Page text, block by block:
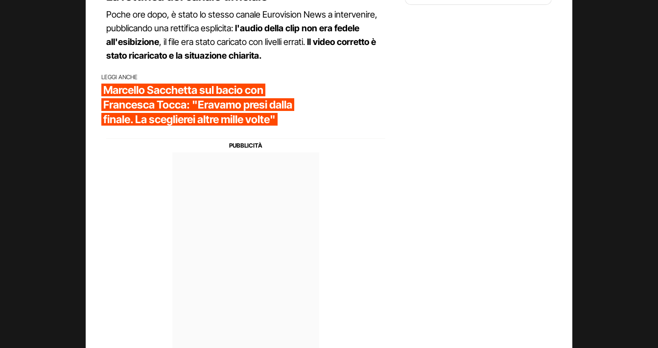
Poche ore dopo, è stato lo stesso canale Eurovision News a intervenire,
pubblicando una rettifica esplicita:l'audio della clip non era fedele
all'esibizione, il file era stato caricato con livelli errati.Il video corretto è
stato ricaricato e la situazione chiarita.
LEGGI ANCHE
Marcello Sacchetta sul bacio con
Francesca Tocca: "Eravamo presi dalla
finale. La sceglierei altre mille volte"